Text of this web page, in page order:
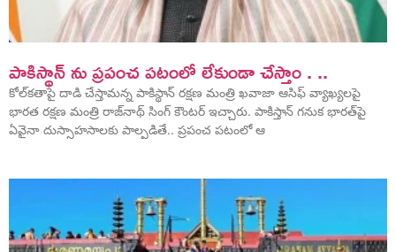
పాకిస్థాన్ ను ప్రపంచ పటంలో లేకుండా చేస్తాం . ..
కోల్‌‌‌‌‌‌‌‌‌‌‌‌‌‌‌‌కతాపై దాడి చేస్తామన్న పాకిస్థాన్ రక్షణ మంత్రి ఖవాజా ఆసిఫ్ వ్యాఖ్యలపై
భారత రక్షణ మంత్రి రాజ్‌‌‌‌‌‌‌‌‌‌‌‌‌‌‌‌నాథ్ సింగ్ కౌంటర్ ఇచ్చారు. పాకిస్తాన్‌‌‌‌‌‌‌‌‌‌‌‌‌‌‌‌ గనుక భారత్‌‌‌‌‌‌‌‌‌‌‌‌‌‌‌‌పై
ఏవైనా దుస్సాహసాలకు పాల్పడితే.. ప్రపంచ పటంలో ఆ